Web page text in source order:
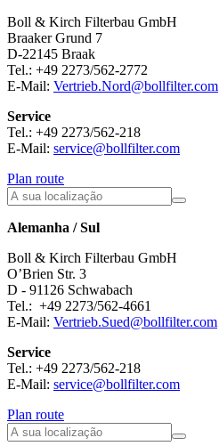
Boll & Kirch Filterbau GmbH
Braaker Grund 7
D-22145 Braak
Tel.: +49 2273/562-2772
E-Mail: Vertrieb.Nord@bollfilter.com
Service
Tel.: +49 2273/562-218
E-Mail: service@bollfilter.com
Plan route
Alemanha / Sul
Boll & Kirch Filterbau GmbH
O’Brien Str. 3
D - 91126 Schwabach
Tel.: +49 2273/562-4661
E-Mail: Vertrieb.Sued@bollfilter.com
Service
Tel.: +49 2273/562-218
E-Mail: service@bollfilter.com
Plan route